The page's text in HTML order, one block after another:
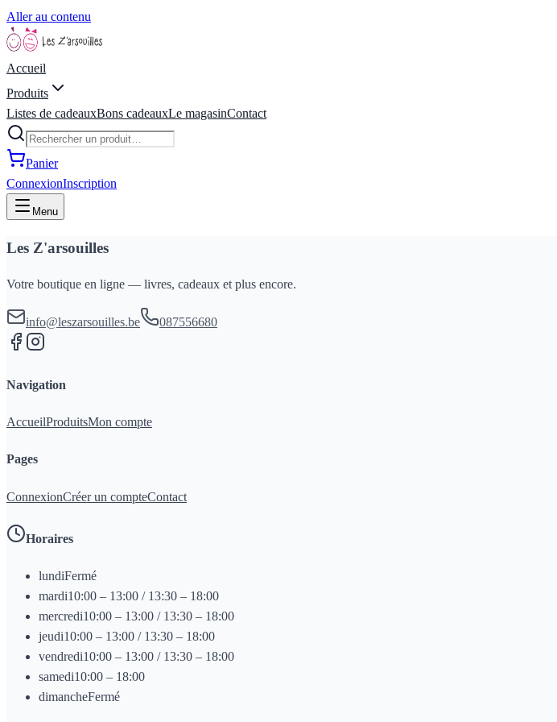
Aller au contenu
Accueil
Produits
Listes de cadeauxBons cadeauxLe magasinContact
Panier
ConnexionInscription
Menu
Les Z'arsouilles
Votre boutique en ligne — livres, cadeaux et plus encore.
info@leszarsouilles.be 087556680
Navigation
AccueilProduitsMon compte
Pages
ConnexionCréer un compteContact
Horaires
lundiFermé
mardi10:00 – 13:00 / 13:30 – 18:00
mercredi10:00 – 13:00 / 13:30 – 18:00
jeudi10:00 – 13:00 / 13:30 – 18:00
vendredi10:00 – 13:00 / 13:30 – 18:00
samedi10:00 – 18:00
dimancheFermé